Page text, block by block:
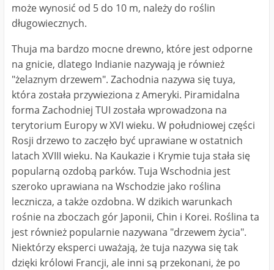
może wynosić od 5 do 10 m, należy do roślin
długowiecznych.
Thuja ma bardzo mocne drewno, które jest odporne
na gnicie, dlatego Indianie nazywają je również
"żelaznym drzewem". Zachodnia nazywa się tuya,
która została przywieziona z Ameryki. Piramidalna
forma Zachodniej TUI została wprowadzona na
terytorium Europy w XVI wieku. W południowej części
Rosji drzewo to zaczęło być uprawiane w ostatnich
latach XVIII wieku. Na Kaukazie i Krymie tuja stała się
popularną ozdobą parków. Tuja Wschodnia jest
szeroko uprawiana na Wschodzie jako roślina
lecznicza, a także ozdobna. W dzikich warunkach
rośnie na zboczach gór Japonii, Chin i Korei. Roślina ta
jest również popularnie nazywana "drzewem życia".
Niektórzy eksperci uważają, że tuja nazywa się tak
dzięki królowi Francji, ale inni są przekonani, że po